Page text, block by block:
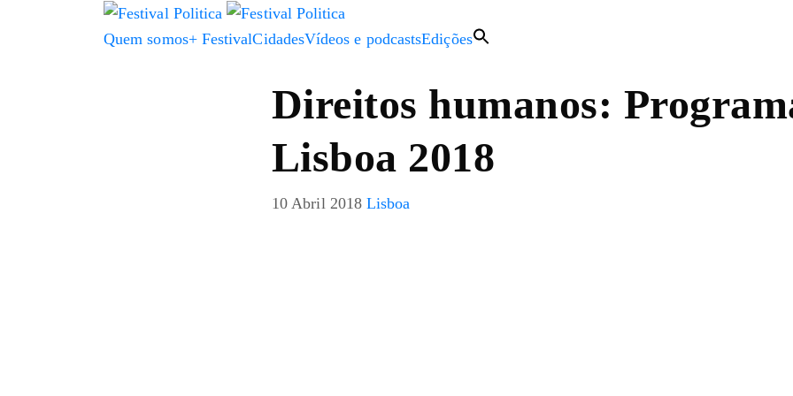
Quem somos+ FestivalCidadesVídeos e podcastsEdições
Direitos humanos:
Lisboa 2018
10 Abril 2018 Lisboa